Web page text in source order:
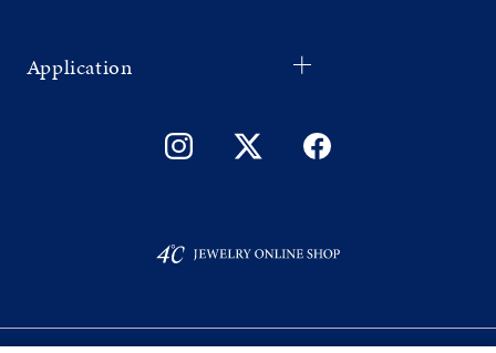
Application